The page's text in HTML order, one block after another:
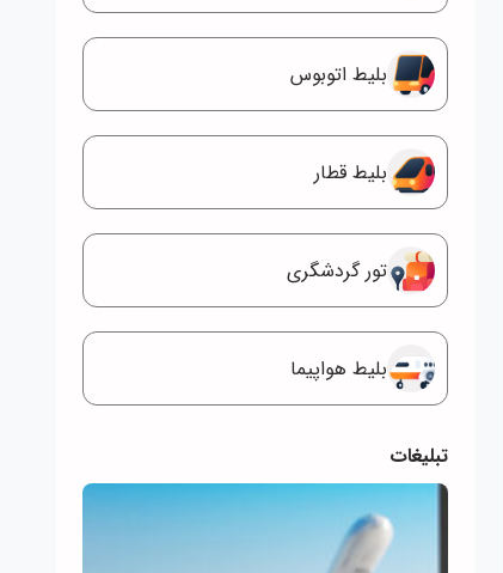
بلیط اتوبوس
بلیط قطار
تور گردشگری
بلیط هواپیما
تبلیغات